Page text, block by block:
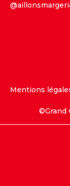
Mentions
©Grand